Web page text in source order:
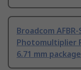
Broadcom
Photomultiplier
6.71 mm package